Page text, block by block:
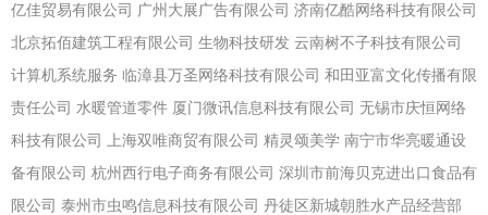
亿佳贸易有限公司 广州大展广告有限公司 济南亿酷网络科技有限公司
北京拓佰建筑工程有限公司 生物科技研发 云南树不子科技有限公司
计算机系统服务 临漳县万圣网络科技有限公司 和田亚富文化传播有限
责任公司 水暖管道零件 厦门微讯信息科技有限公司 无锡市庆恒网络
科技有限公司
上海双唯商贸有限公司 精灵颂美学 南宁市华亮暖通设
备有限公司 杭州西行电子商务有限公司 深圳市前海贝克进出口食品有
限公司 泰州市虫鸣信息科技有限公司 丹徒区新城朝胜水产品经营部